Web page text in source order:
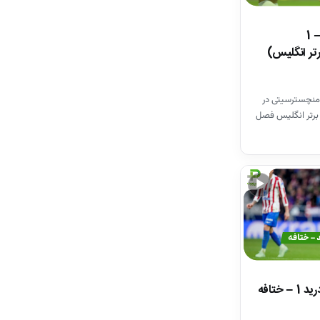
خلاصه بازی وستهم 1 – 1
انگلیس)
در
انگلیس فصل
▶
خلاصه بازی اتلتیکومادرید 1 – ختافه